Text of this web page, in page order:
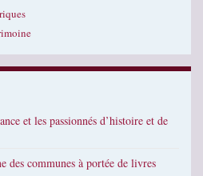
et les passionnés d’histoire et de
des communes à portée de livres